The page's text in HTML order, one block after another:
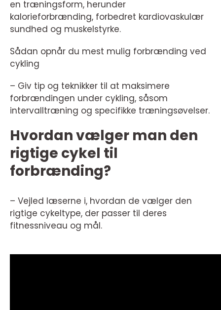
en træningsform, herunder
kalorieforbrænding, forbedret kardiovaskulær
sundhed og muskelstyrke.
Sådan opnår du mest mulig forbrænding ved
cykling
– Giv tip og teknikker til at maksimere
forbrændingen under cykling, såsom
intervalltræning og specifikke træningsøvelser.
Hvordan vælger man den
rigtige cykel til
forbrænding?
– Vejled læserne i, hvordan de vælger den
rigtige cykeltype, der passer til deres
fitnessniveau og mål.